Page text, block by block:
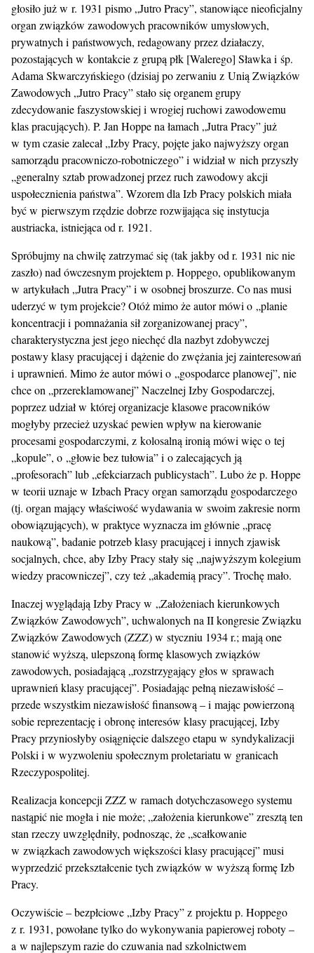
głosiło już w r. 1931 pismo „Jutro Pracy”, stanowiące nieoficjalny
organ związków zawodowych pracowników umysłowych,
prywatnych i państwowych, redagowany przez działaczy,
pozostających w kontakcie z grupą płk [Walerego] Sławka i śp.
Adama Skwarczyńskiego (dzisiaj po zerwaniu z Unią Związków
Zawodowych „Jutro Pracy” stało się organem grupy
zdecydowanie faszystowskiej i wrogiej ruchowi zawodowemu
klas pracujących). P. Jan Hoppe na łamach „Jutra Pracy” już
w tym czasie zalecał „Izby Pracy, pojęte jako najwyższy organ
samorządu pracowniczo-robotniczego” i widział w nich przyszły
„generalny sztab prowadzonej przez ruch zawodowy akcji
uspołecznienia państwa”. Wzorem dla Izb Pracy polskich miała
być w pierwszym rzędzie dobrze rozwijająca się instytucja
austriacka, istniejąca od r. 1921.
Spróbujmy na chwilę zatrzymać się (tak jakby od r. 1931 nic nie
zaszło) nad ówczesnym projektem p. Hoppego, opublikowanym
w artykułach „Jutra Pracy” i w osobnej broszurze. Co nas musi
uderzyć w tym projekcie? Otóż mimo że autor mówi o „planie
koncentracji i pomnażania sił zorganizowanej pracy”,
charakterystyczna jest jego niechęć dla nazbyt zdobywczej
postawy klasy pracującej i dążenie do zwężania jej zainteresowań
i uprawnień. Mimo że autor mówi o „gospodarce planowej”, nie
chce on „przereklamowanej” Naczelnej Izby Gospodarczej,
poprzez udział w której organizacje klasowe pracowników
mogłyby przecież uzyskać pewien wpływ na kierowanie
procesami gospodarczymi, z kolosalną ironią mówi więc o tej
„kopule”, o „głowie bez tułowia” i o zalecających ją
„profesorach” lub „efekciarzach publicystach”. Lubo że p. Hoppe
w teorii uznaje w Izbach Pracy organ samorządu gospodarczego
(tj. organ mający właściwość wydawania w swoim zakresie norm
obowiązujących), w praktyce wyznacza im głównie „pracę
naukową”, badanie potrzeb klasy pracującej i innych zjawisk
socjalnych, chce, aby Izby Pracy stały się „najwyższym kolegium
wiedzy pracowniczej”, czy też „akademią pracy”. Trochę mało.
Inaczej wyglądają Izby Pracy w „Założeniach kierunkowych
Związków Zawodowych”, uchwalonych na II kongresie Związku
Związków Zawodowych (ZZZ) w styczniu 1934 r.; mają one
stanowić wyższą, ulepszoną formę klasowych związków
zawodowych, posiadającą „rozstrzygający głos w sprawach
uprawnień klasy pracującej”. Posiadając pełną niezawisłość –
przede wszystkim niezawisłość finansową – i mając powierzoną
sobie reprezentację i obronę interesów klasy pracującej, Izby
Pracy przyniosłyby osiągnięcie dalszego etapu w syndykalizacji
Polski i w wyzwoleniu społecznym proletariatu w granicach
Rzeczypospolitej.
Realizacja koncepcji ZZZ w ramach dotychczasowego systemu
nastąpić nie mogła i nie może; „założenia kierunkowe” zresztą ten
stan rzeczy uwzględniły, podnosząc, że „scałkowanie
w związkach zawodowych większości klasy pracującej” musi
wyprzedzić przekształcenie tych związków w wyższą formę Izb
Pracy.
Oczywiście – bezpłciowe „Izby Pracy” z projektu p. Hoppego
z r. 1931, powołane tylko do wykonywania papierowej roboty –
a w najlepszym razie do czuwania nad szkolnictwem